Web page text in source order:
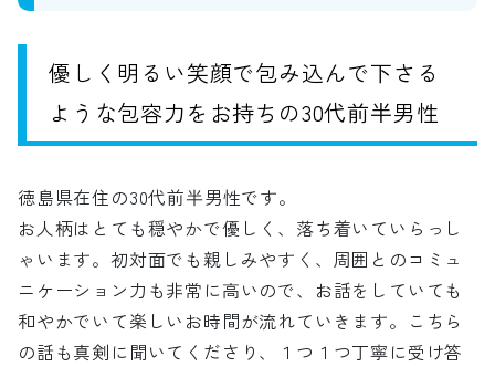
優しく明るい笑顔で包み込んで下さる
ような包容力をお持ちの30代前半男性
徳島県在住の30代前半男性です。
お人柄はとても穏やかで優しく、落ち着いていらっし
ゃいます。初対面でも親しみやすく、周囲とのコミュ
ニケーション力も非常に高いので、お話をしていても
和やかでいて楽しいお時間が流れていきます。こちら
の話も真剣に聞いてくださり、１つ１つ丁寧に受け答